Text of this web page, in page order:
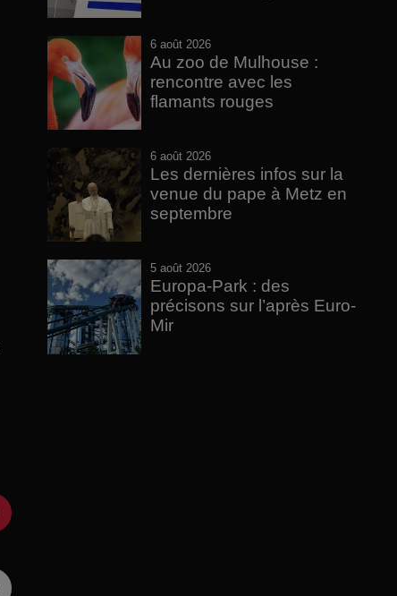
6 août 2026
Au zoo de Mulhouse :
rencontre avec les
flamants rouges
6 août 2026
Les dernières infos sur la
venue du pape à Metz en
septembre
5 août 2026
Europa-Park : des
précisons sur l’après Euro-
Mir